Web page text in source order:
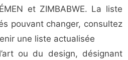
et ZIMBABWE. La liste
pouvant changer, consultez
une liste actualisée
ou du design, désignant